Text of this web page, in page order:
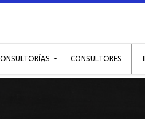
CONSULTORES